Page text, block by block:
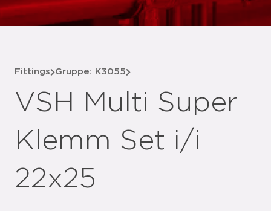
Fittings Gruppe: K3055
VSH Multi Super
Klemm Set i/i
22x25